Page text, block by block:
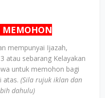
MEMOHON
mempunyai Ijazah,
atau sebarang Kelayakan
untuk memohon bagi
atas. (Sila rujuk iklan dan
dahulu)